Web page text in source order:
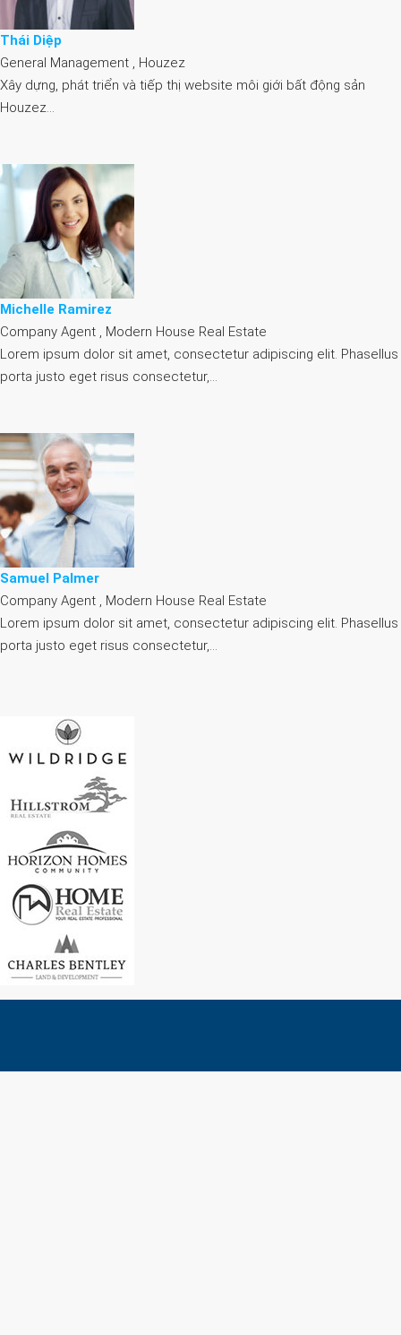
Thái Diệp
General Management , Houzez
Xây dựng, phát triển và tiếp thị website môi giới bất động sản
Houzez…
Michelle Ramirez
Company Agent , Modern House Real Estate
Lorem ipsum dolor sit amet, consectetur adipiscing elit. Phasellus
porta justo eget risus consectetur,…
Samuel Palmer
Company Agent , Modern House Real Estate
Lorem ipsum dolor sit amet, consectetur adipiscing elit. Phasellus
porta justo eget risus consectetur,…